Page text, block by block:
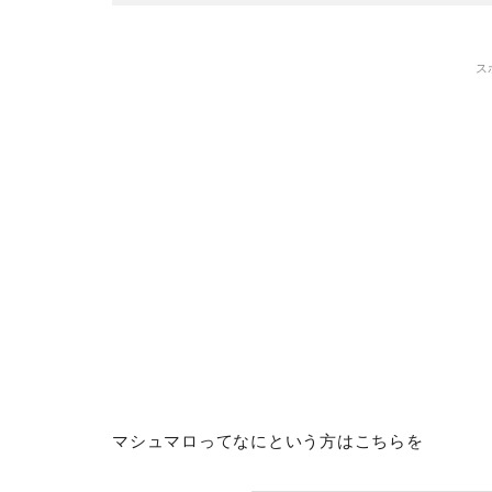
ス
マシュマロってなにという方はこちらを